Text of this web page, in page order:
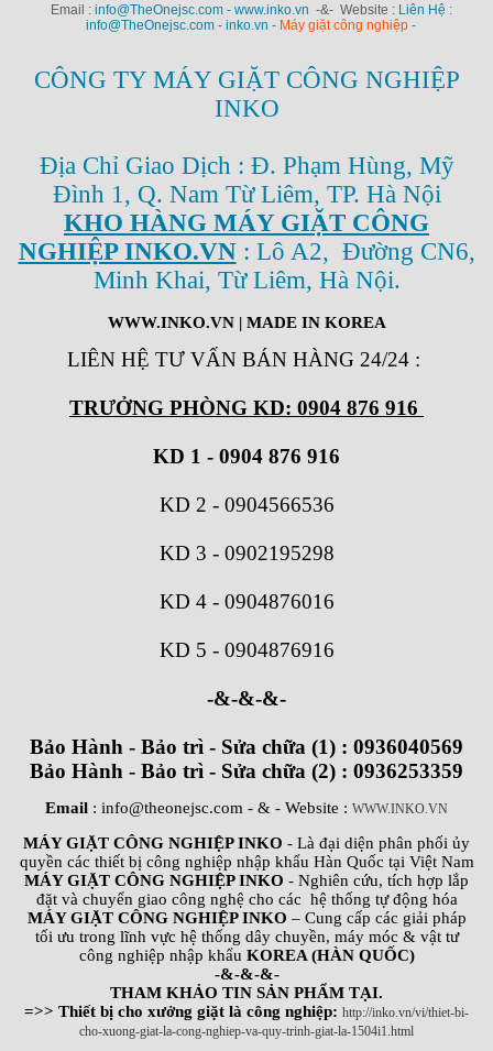
Email : info@TheOnejsc.com - www.inko.vn -&- Website : Liên Hệ :
info@TheOnejsc.com - inko.vn - Máy giặt công nghiệp -
CÔNG TY MÁY GIẶT CÔNG NGHIỆP
INKO
Địa Chỉ Giao Dịch : Đ. Phạm Hùng, Mỹ
Đình 1, Q. Nam Từ Liêm, TP. Hà Nội
KHO HÀNG MÁY GIẶT CÔNG
NGHIỆP INKO.VN: Lô A2, Đường CN6,
Minh Khai, Từ Liêm, Hà Nội.
WWW.INKO.VN| MADE IN KOREA
LIÊN HỆ TƯ VẤN BÁN HÀNG 24/24 :
TRƯỞNG PHÒNG KD: 0904 876 916
KD 1 - 0904 876 916
KD 2 - 0904566536
KD 3 - 0902195298
KD 4 - 0904876016
KD 5 - 0904876916
-&-&-&-
Bảo Hành - Bảo trì - Sửa chữa (1) : 0936040569
Bảo Hành - Bảo trì - Sửa chữa (2) : 0936253359
Email : info@theonejsc.com - & - Website : WWW.INKO.VN
MÁY GIẶT CÔNG NGHIỆP INKO - Là đại diện phân phối ủy
quyền các thiết bị công nghiệp nhập khẩu Hàn Quốc tại Việt Nam
MÁY GIẶT CÔNG NGHIỆP INKO - Nghiên cứu, tích hợp lắp
đặt và chuyển giao công nghệ cho các hệ thống tự động hóa
MÁY GIẶT CÔNG NGHIỆP INKO – Cung cấp các giải pháp
tối ưu trong lĩnh vực hệ thống dây chuyền, máy móc & vật tư
công nghiệp nhập khẩu KOREA (HÀN QUỐC)
-&-&-&-
THAM KHẢO TIN SẢN PHẨM TẠI.
=>> Thiết bị cho xưởng giặt là công nghiệp: http://inko.vn/vi/thiet-bi-
cho-xuong-giat-la-cong-nghiep-va-quy-trinh-giat-la-1504i1.html